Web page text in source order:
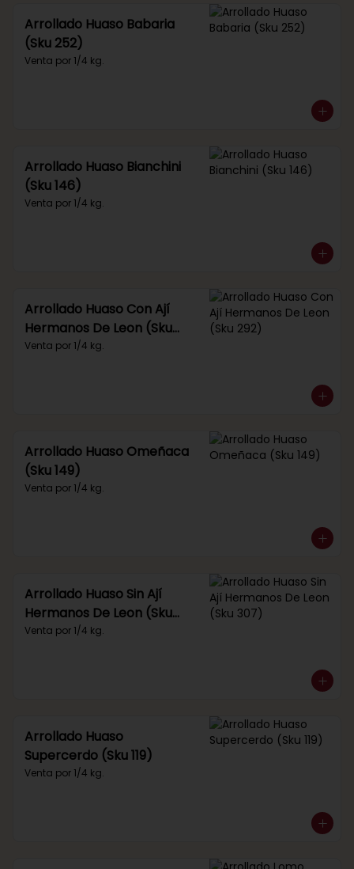
Arrollado Huaso Babaria
(Sku 252)
Venta por 1/4 kg.
Arrollado Huaso Bianchini
(Sku 146)
Venta por 1/4 kg.
Arrollado Huaso Con Ají
Hermanos De Leon (Sku
292)
Venta por 1/4 kg.
Arrollado Huaso Omeñaca
(Sku 149)
Venta por 1/4 kg.
Arrollado Huaso Sin Ají
Hermanos De Leon (Sku
307)
Venta por 1/4 kg.
Arrollado Huaso
Supercerdo (Sku 119)
Venta por 1/4 kg.